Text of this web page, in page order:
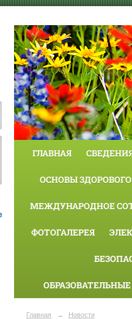
вместе
ГЛАВНАЯ
ОСНОВЫ
МЕЖДУНАРОДНОЕ
ФОТОГАЛЕРЕЯ
Главная → Новости